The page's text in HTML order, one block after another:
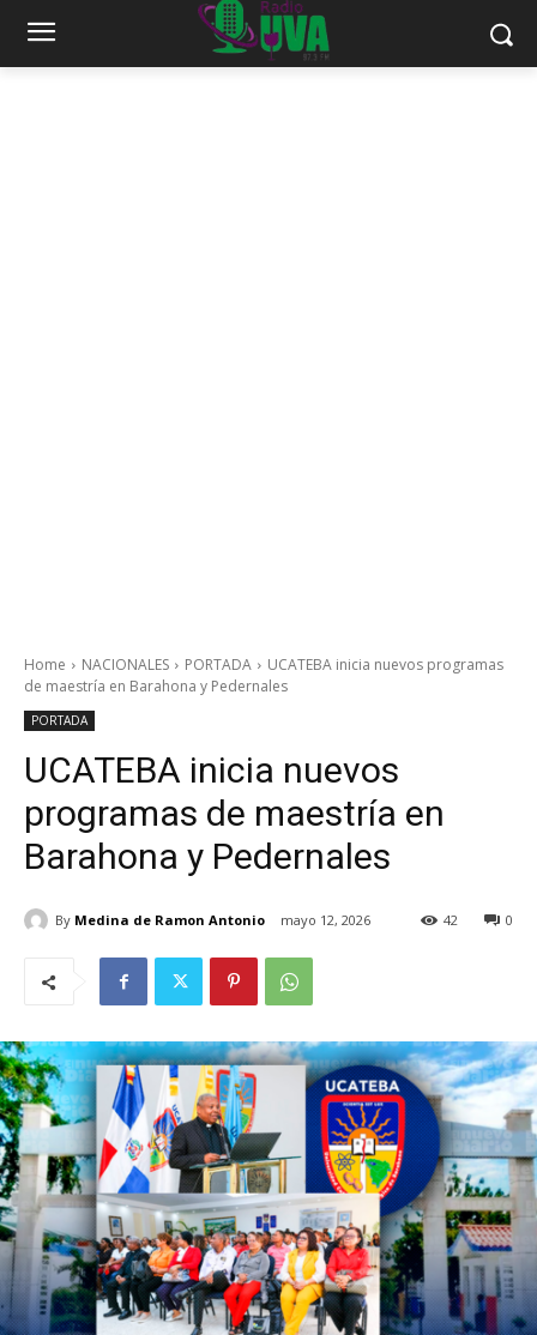
Home NACIONALES PORTADA
UCATEBA inicia nuevos programas
de maestría en Barahona y Pedernales
PORTADA
UCATEBA inicia nuevos
programas de maestría en
Barahona y Pedernales
By Medina de Ramon Antonio mayo 12, 2026 0
42